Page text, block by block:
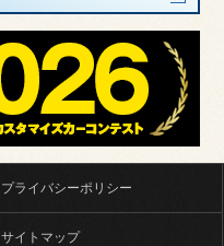
プライバシーポリシー
サイトマップ